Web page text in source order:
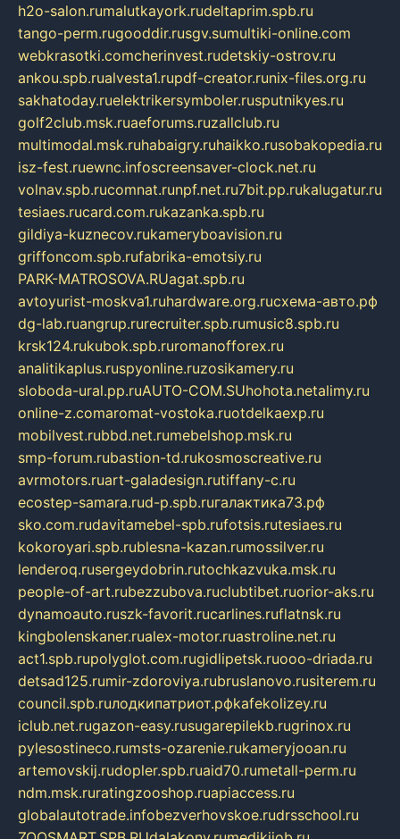
h2o-salon.rumalutkayork.rudeltaprim.spb.ru
tango-perm.rugooddir.rusgv.sumultiki-online.com
webkrasotki.comcherinvest.rudetskiy-ostrov.ru
ankou.spb.rualvesta1.rupdf-creator.runix-files.org.ru
sakhatoday.ruelektrikersymboler.rusputnikyes.ru
golf2club.msk.ruaeforums.ruzallclub.ru
multimodal.msk.ruhabaigry.ruhaikko.rusobakopedia.ru
isz-fest.ruewnc.infoscreensaver-clock.net.ru
volnav.spb.rucomnat.runpf.net.ru7bit.pp.rukalugatur.ru
tesiaes.rucard.com.rukazanka.spb.ru
gildiya-kuznecov.rukameryboavision.ru
griffoncom.spb.rufabrika-emotsiy.ru
PARK-MATROSOVA.RUagat.spb.ru
avtoyurist-moskva1.ruhardware.org.ruсхема-авто.рф
dg-lab.ruangrup.rurecruiter.spb.rumusic8.spb.ru
krsk124.rukubok.spb.ruromanofforex.ru
analitikaplus.ruspyonline.ruzosikamery.ru
sloboda-ural.pp.ruAUTO-COM.SUhohota.netalimy.ru
online-z.comaromat-vostoka.ruotdelkaexp.ru
mobilvest.rubbd.net.rumebelshop.msk.ru
smp-forum.rubastion-td.rukosmoscreative.ru
avrmotors.ruart-galadesign.rutiffany-c.ru
ecostep-samara.rud-p.spb.ruгалактика73.рф
sko.com.rudavitamebel-spb.rufotsis.rutesiaes.ru
kokoroyari.spb.rublesna-kazan.rumossilver.ru
lenderoq.rusergeydobrin.rutochkazvuka.msk.ru
people-of-art.rubezzubova.ruclubtibet.ruorior-aks.ru
dynamoauto.ruszk-favorit.rucarlines.ruflatnsk.ru
kingbolenskaner.rualex-motor.ruastroline.net.ru
act1.spb.rupolyglot.com.rugidlipetsk.ruooo-driada.ru
detsad125.rumir-zdoroviya.rubruslanovo.rusiterem.ru
council.spb.ruлодкипатриот.рфkafekolizey.ru
iclub.net.rugazon-easy.rusugarepilekb.rugrinox.ru
pylesostineco.rumsts-ozarenie.rukameryjooan.ru
artemovskij.rudopler.spb.ruaid70.rumetall-perm.ru
ndm.msk.ruratingzooshop.ruapiaccess.ru
globalautotrade.infobezverhovskoe.rudrsschool.ru